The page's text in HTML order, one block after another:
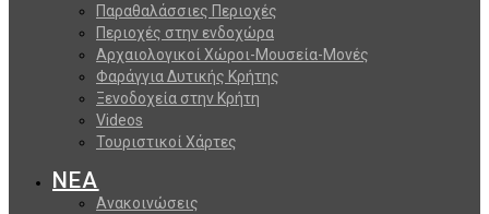
Παραθαλάσσιες Περιοχές
Περιοχές στην ενδοχώρα
Αρχαιολογικοί Χώροι-Μουσεία-Μονές
Φαράγγια Δυτικής Κρήτης
Ξενοδοχεία στην Κρήτη
Videos
Τουριστικοί Χάρτες
ΝΕΑ
Ανακοινώσεις